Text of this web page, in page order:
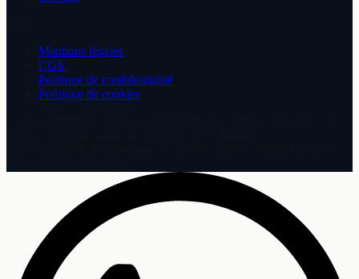
Mentions légales
CGV
Politique de confidentialité
Politique de cookies